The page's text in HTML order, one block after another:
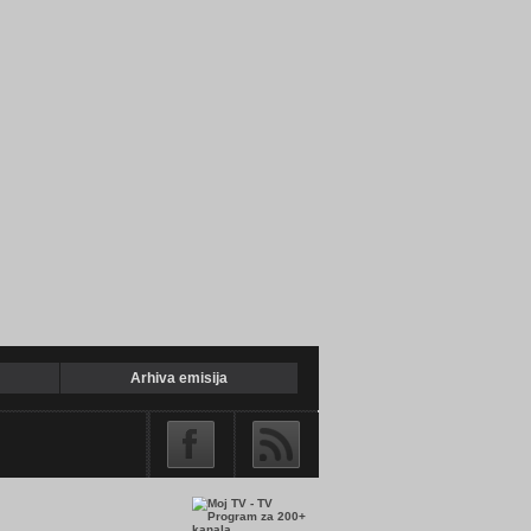
Arhiva emisija